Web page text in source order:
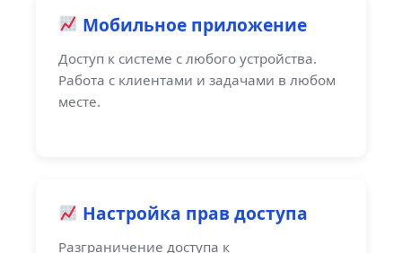
Мобильное приложение
Доступ к системе с любого устройства.
Работа с клиентами и задачами в любом
месте.
Настройка прав доступа
Разграничение доступа к